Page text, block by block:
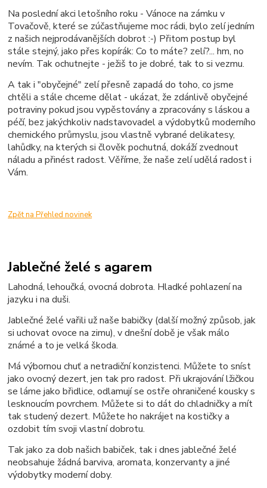
Na poslední akci letošního roku - Vánoce na zámku v
Tovačově, které se zúčastňujeme moc rádi, bylo zelí jedním
z našich nejprodávanějších dobrot :-) Přitom postup byl
stále stejný, jako přes kopírák: Co to máte? zelí?... hm, no
nevím. Tak ochutnejte - ježiš to je dobré, tak to si vezmu.
A tak i "obyčejné" zelí přesně zapadá do toho, co jsme
chtěli a stále chceme dělat - ukázat, že zdánlivě obyčejné
potraviny pokud jsou vypěstovány a zpracovány s láskou a
péčí, bez jakýchkoliv nadstavovadel a výdobytků moderního
chemického průmyslu, jsou vlastně vybrané delikatesy,
lahůdky, na kterých si člověk pochutná, dokáží zvednout
náladu a přinést radost. Věříme, že naše zelí udělá radost i
Vám.
Zpět na Přehled novinek
Jablečné želé s agarem
Lahodná, lehoučká, ovocná dobrota. Hladké pohlazení na
jazyku i na duši.
Jablečné želé vařili už naše babičky (další možný způsob, jak
si uchovat ovoce na zimu), v dnešní době je však málo
známé a to je velká škoda.
Má výbornou chuť a netradiční konzistenci. Můžete to sníst
jako ovocný dezert, jen tak pro radost. Při ukrajování lžičkou
se láme jako břidlice, odlamují se ostře ohraničené kousky s
lesknoucím povrchem. Můžete si to dát do chladničky a mít
tak studený dezert. Můžete ho nakrájet na kostičky a
ozdobit tím svoji vlastní dobrotu.
Tak jako za dob našich babiček, tak i dnes jablečné želé
neobsahuje žádná barviva, aromata, konzervanty a jiné
výdobytky moderní doby.